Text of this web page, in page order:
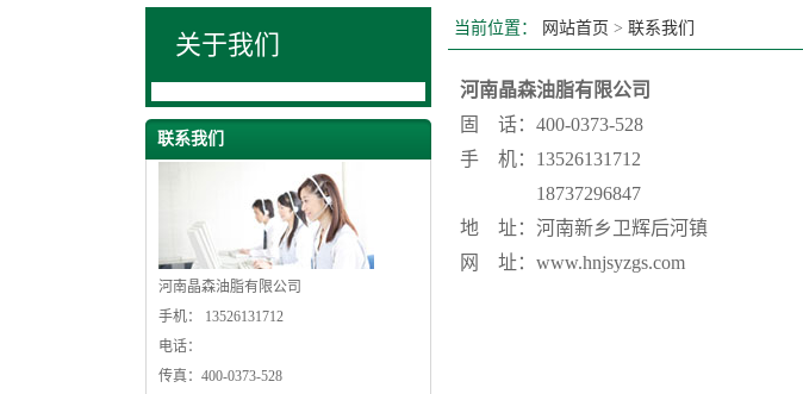
关于我们
联系我们
河南晶森油脂有限公司
手机： 13526131712
电话：
传真：400-0373-528
当前位置： 网站首页 > 联系我们
河南晶森油脂有限公司
固 话：400-0373-528
手 机：13526131712
18737296847
地 址：河南新乡卫辉后河镇
网 址：www.hnjsyzgs.com